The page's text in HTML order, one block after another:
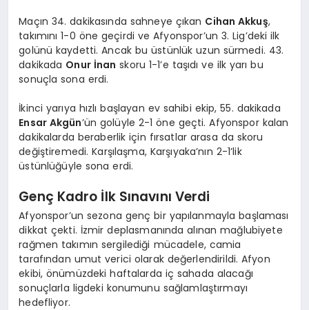
Maçın 34. dakikasında sahneye çıkan Cihan Akkuş,
takımını 1-0 öne geçirdi ve Afyonspor’un 3. Lig’deki ilk
golünü kaydetti. Ancak bu üstünlük uzun sürmedi. 43.
dakikada Onur İnan skoru 1-1’e taşıdı ve ilk yarı bu
sonuçla sona erdi.
İkinci yarıya hızlı başlayan ev sahibi ekip, 55. dakikada
Ensar Akgün’ün golüyle 2-1 öne geçti. Afyonspor kalan
dakikalarda beraberlik için fırsatlar arasa da skoru
değiştiremedi. Karşılaşma, Karşıyaka’nın 2-1’lik
üstünlüğüyle sona erdi.
Genç Kadro İlk Sınavını Verdi
Afyonspor’un sezona genç bir yapılanmayla başlaması
dikkat çekti. İzmir deplasmanında alınan mağlubiyete
rağmen takımın sergilediği mücadele, camia
tarafından umut verici olarak değerlendirildi. Afyon
ekibi, önümüzdeki haftalarda iç sahada alacağı
sonuçlarla ligdeki konumunu sağlamlaştırmayı
hedefliyor.